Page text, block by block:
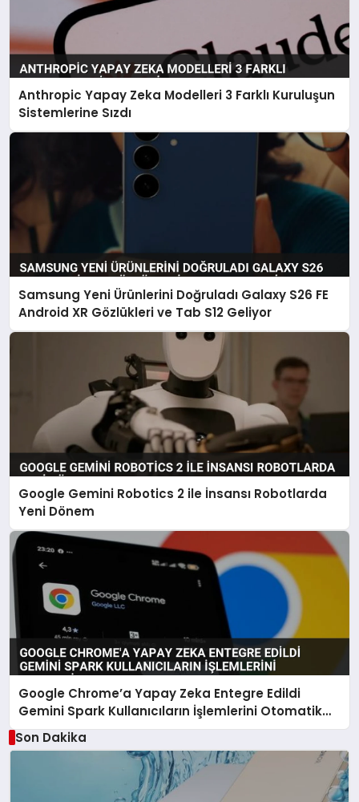
Anthropic Yapay Zeka Modelleri 3 Farklı Kuruluşun
Sistemlerine Sızdı
Samsung Yeni Ürünlerini Doğruladı Galaxy S26 FE
Android XR Gözlükleri ve Tab S12 Geliyor
Google Gemini Robotics 2 ile İnsansı Robotlarda
Yeni Dönem
Google Chrome’a Yapay Zeka Entegre Edildi
Gemini Spark Kullanıcıların İşlemlerini Otomatik
Yapacak
Son Dakika